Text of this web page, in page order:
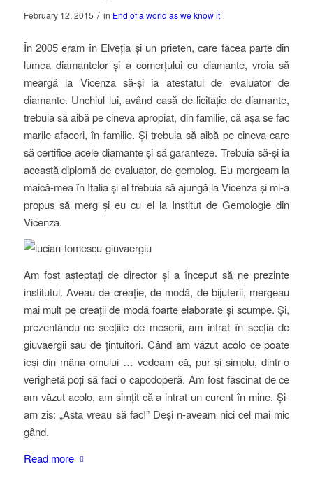
February 12, 2015 / in End of a world as we know it
În 2005 eram în Elveția și un prieten, care făcea parte din
lumea diamantelor și a comerțului cu diamante, vroia să
meargă la Vicenza să-și ia atestatul de evaluator de
diamante. Unchiul lui, având casă de licitație de diamante,
trebuia să aibă pe cineva apropiat, din familie, că așa se fac
marile afaceri, în familie. Și trebuia să aibă pe cineva care
să certifice acele diamante și să garanteze. Trebuia să-și ia
această diplomă de evaluator, de gemolog. Eu mergeam la
maică-mea în Italia și el trebuia să ajungă la Vicenza și mi-a
propus să merg și eu cu el la Institut de Gemologie din
Vicenza.
Am fost așteptați de director și a început să ne prezinte
institutul. Aveau de creație, de modă, de bijuterii, mergeau
mai mult pe creații de modă foarte elaborate și scumpe. Și,
prezentându-ne secțiile de meserii, am intrat în secția de
giuvaergii sau de țintuitori. Când am văzut acolo ce poate
ieși din mâna omului … vedeam că, pur și simplu, dintr-o
verighetă poți să faci o capodoperă. Am fost fascinat de ce
am văzut acolo, am simțit că a intrat un curent în mine. Și-
am zis: „Asta vreau să fac!” Deși n-aveam nici cel mai mic
gând.
Read more